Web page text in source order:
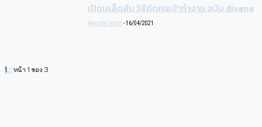
เปิดเคล็ดลับ วิธีคัดคนเข้าทำงาน ฉบับ divana
Agenda Team - 16/04/2021
123หน้า 1 ของ 3